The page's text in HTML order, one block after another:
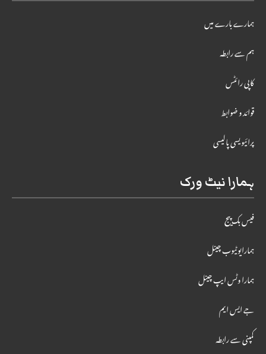
ہمارے بارے میں
ہم سے رابطہ
کاپی رائٹس
قوائد و ضوابط
پرائیویسی پالیسی
ہمارا نیٹ ورک
فیس بک پیج
ہمارایوٹیوب چینل
ہمارا وٹس ایپ چینل
جے ایس ایم
کمپنی سے رابطہ